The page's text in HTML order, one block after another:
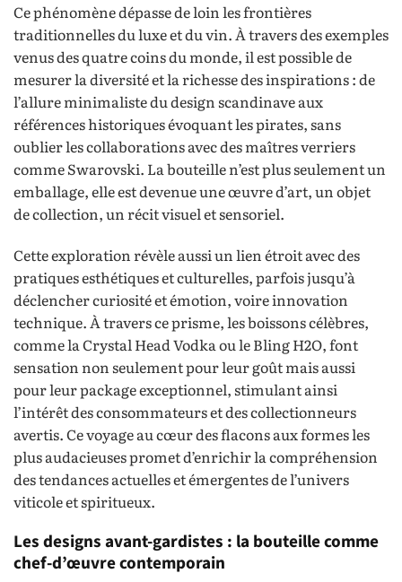
Ce phénomène dépasse de loin les frontières
traditionnelles du luxe et du vin. À travers des exemples
venus des quatre coins du monde, il est possible de
mesurer la diversité et la richesse des inspirations : de
l’allure minimaliste du design scandinave aux
références historiques évoquant les pirates, sans
oublier les collaborations avec des maîtres verriers
comme Swarovski. La bouteille n’est plus seulement un
emballage, elle est devenue une œuvre d’art, un objet
de collection, un récit visuel et sensoriel.
Cette exploration révèle aussi un lien étroit avec des
pratiques esthétiques et culturelles, parfois jusqu’à
déclencher curiosité et émotion, voire innovation
technique. À travers ce prisme, les boissons célèbres,
comme la Crystal Head Vodka ou le Bling H2O, font
sensation non seulement pour leur goût mais aussi
pour leur package exceptionnel, stimulant ainsi
l’intérêt des consommateurs et des collectionneurs
avertis. Ce voyage au cœur des flacons aux formes les
plus audacieuses promet d’enrichir la compréhension
des tendances actuelles et émergentes de l’univers
viticole et spiritueux.
Les designs avant-gardistes : la bouteille comme
chef-d’œuvre contemporain